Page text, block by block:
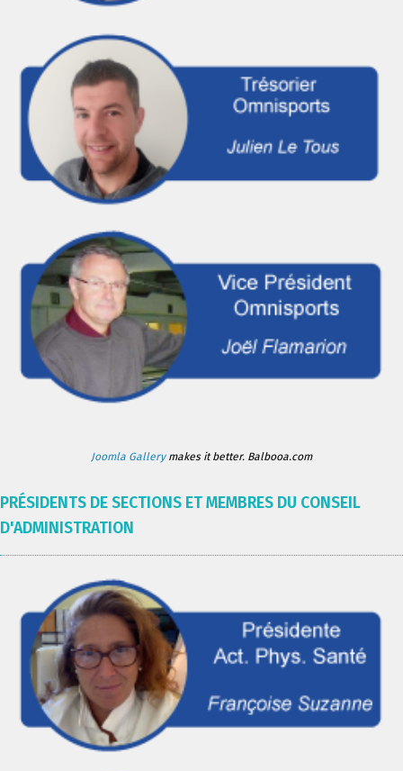
Joomla Gallerymakes it better. Balbooa.com
PRÉSIDENTS DE SECTIONS ET MEMBRES DU CONSEIL
D'ADMINISTRATION